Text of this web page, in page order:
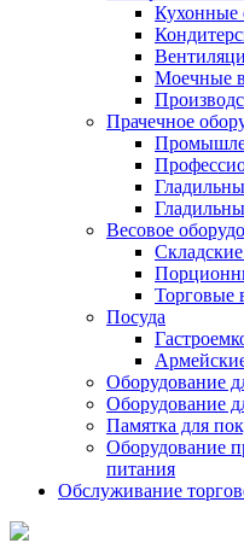
Кухонные
Моечные
Прачечное
Весовое
Торговые
Посуда
Оборудование
Оборудование
Памятка для
Оборудование
питания
Обслуживание